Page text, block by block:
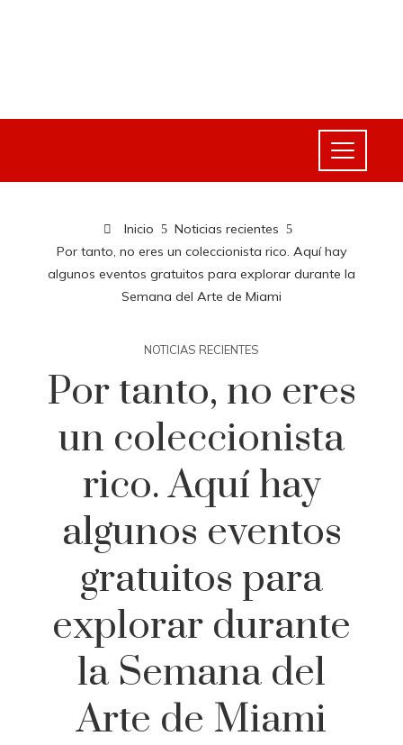
Inicio
Noticias recientes
Por tanto, no eres un coleccionista rico. Aquí hay
algunos eventos gratuitos para explorar durante la
Semana del Arte de Miami
NOTICIAS RECIENTES
Por tanto, no eres
un coleccionista
rico. Aquí hay
algunos eventos
gratuitos para
explorar durante
la Semana del
Arte de Miami